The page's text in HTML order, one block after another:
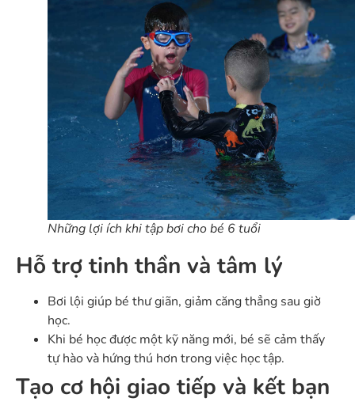
Những lợi ích khi tập bơi cho bé 6 tuổi
Hỗ trợ tinh thần và tâm lý
Bơi lội giúp bé thư giãn, giảm căng thẳng sau giờ
học.
Khi bé học được một kỹ năng mới, bé sẽ cảm thấy
tự hào và hứng thú hơn trong việc học tập.
Tạo cơ hội giao tiếp và kết bạn